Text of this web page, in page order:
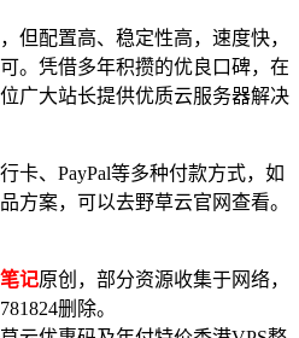
但配置高、稳定性高，速度快，
。凭借多年积攒的优良口碑，在
广大站长提供优质云服务器解决
卡、PayPal等多种付款方式，如
方案，可以去野草云官网查看。
记原创，部分资源收集于网络，
删除。